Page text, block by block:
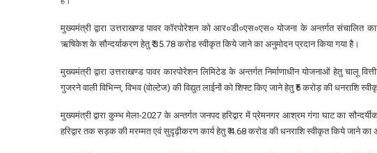
मुख्यमंत्री द्वारा उत्तराखण्ड पावर कॉरपोरेशन को आर०डी०एस०एस० योजना के अन्तर्गत संचालित
ऋषिकेश के सौन्दर्याकरण हेतु ₹ 35.78 करोड स्वीकृत किये जाने का अनुमोदन प्रदान किया गया है।
मुख्यमंत्री द्वारा उत्तराखण्ड पावर कारपोरेशन लिमिटेड के अन्तर्गत निर्माणाधीन योजनाओं हेतु
गुजरने वाली विभिन्न, विभव (वोल्टेज) की विद्युत लाईनों को शिफ्ट किए जाने हेतु ₹5 करोड़ की धनराशि
मुख्यमंत्री द्वारा कुम्भ मेला-2027 के अन्तर्गत जनपद हरिद्वार में प्रेमनगर आश्रम गंगा घाट का
हरिद्वार तक सड़क की मरम्मत एवं सुदृढ़ीकरण कार्य हेतु ₹ 4.68 करोड की धनराशि स्वीकृत किये जाने का